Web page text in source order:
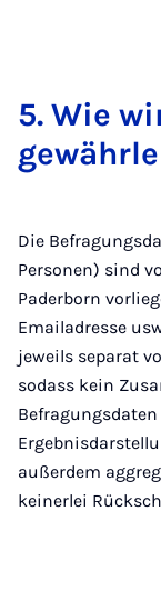
5. Wie
Die
Personen) sind
Paderborn
Emailadresse
jeweils separat
sodass kein
außerdem
keinerlei